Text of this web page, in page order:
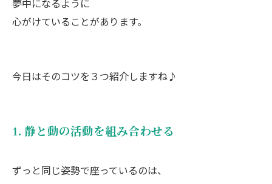
夢中になるように
心がけていることがあります。
今日はそのコツを３つ紹介しますね♪
1. 静と動の活動を組み合わせる
ずっと同じ姿勢で座っているのは、